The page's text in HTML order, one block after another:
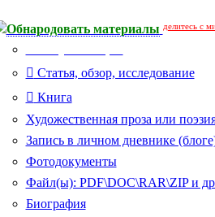
Обнародовать материалы делитесь с
Статья, обзор, исследование
Книга
Художественная проза или
Запись в личном дневнике
Фотодокументы
Файл(ы): PDF\DOC\RAR\ZIP и
Биография